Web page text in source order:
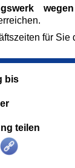
bis
teilen
wegen
für Sie